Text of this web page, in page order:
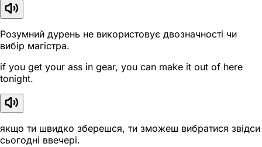
Розумний дурень не використовує двозначності чи
вибір магістра.
if you get your ass in gear, you can make it out of here
tonight.
якщо ти швидко зберешся, ти зможеш вибратися звідси
сьогодні ввечері.